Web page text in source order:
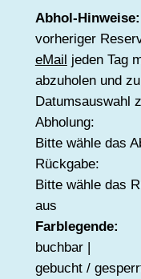
Abhol-Hinweise:
vorheriger
eMail jeden Tag
abzuholen und
Datumsauswahl
Abholung:
Bitte wähle das
Rückgabe:
Bitte wähle das
aus
Farblegende:
buchbar |
gebucht /